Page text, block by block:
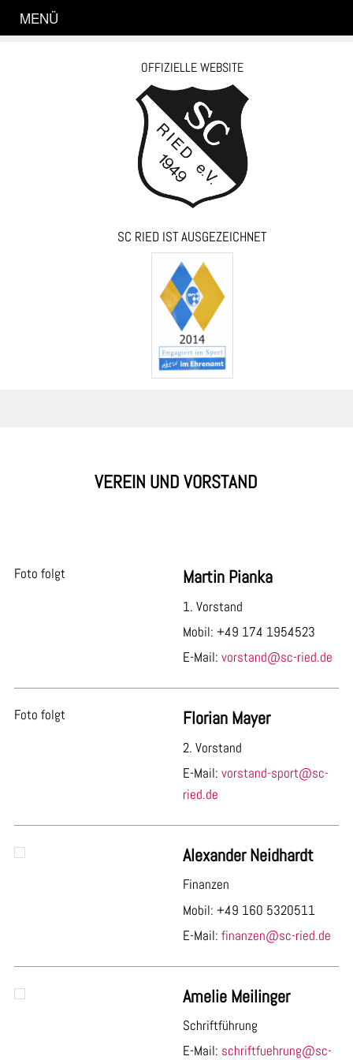
OFFIZIELLE WEBSITE
SC RIED IST AUSGEZEICHNET
MENÜ
VEREIN UND VORSTAND
Foto folgt Martin Pianka
1. Vorstand
Mobil: +49 174 1954523
E-Mail:vorstand@sc-ried.de
Foto folgt Florian Mayer
2. Vorstand
E-Mail:vorstand-sport@sc-
ried.de
Alexander Neidhardt
Finanzen
Mobil: +49 160 5320511
E-Mail:finanzen@sc-ried.de
Amelie Meilinger
Schriftführung
E-Mail: schriftfuehrung@sc-